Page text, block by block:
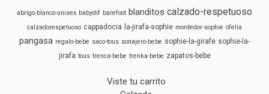
abrigo-blanco-unisex babydif barefoot blanditos calzado-respetuoso
calzadorespetuoso cappadocia la-jirafa-sophie mordedor-sophie ofelia
pangasa regalo-bebe saco-tous sonajero-bebe sophie-la-girafe sophie-la-
jirafa tous trenca-bebe trenka-bebe zapatos-bebe
Viste tu carrito